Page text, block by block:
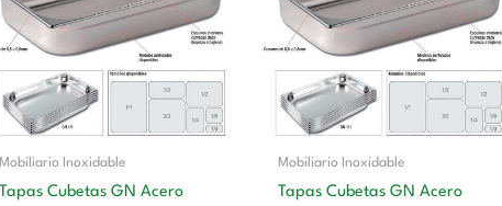
Mobiliario Inoxidable
Tapas Cubetas GN Acero
Mobiliario Inoxidable
Tapas Cubetas GN Acero